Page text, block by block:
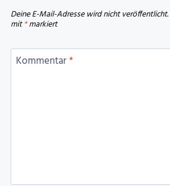
Deine E-Mail-Adresse wird nicht veröffentlicht.
mit*markiert
Kommentar*